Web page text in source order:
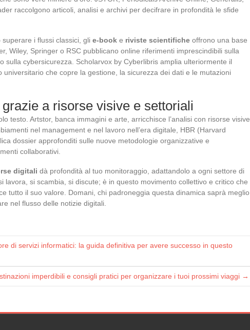
raccolgono articoli, analisi e archivi per decifrare in profondità le sfide
i flussi classici, gli e-book e riviste scientifiche offrono una base
Wiley, Springer o RSC pubblicano online riferimenti imprescindibili sulla
sulla cybersicurezza. Scholarvox by Cyberlibris amplia ulteriormente il
universitario che copre la gestione, la sicurezza dei dati e le mutazioni
a risorse visive e settoriali
testo. Artstor, banca immagini e arte, arricchisce l’analisi con risorse visive.
nel management e nel lavoro nell’era digitale, HBR (Harvard
dossier approfonditi sulle nuove metodologie organizzative e
collaborativi.
digitali dà profondità al tuo monitoraggio, adattandolo a ogni settore di
lavora, si scambia, si discute; è in questo movimento collettivo e critico che
tutto il suo valore. Domani, chi padroneggia questa dinamica saprà meglio
nel flusso delle notizie digitali.
di servizi informatici: la guida definitiva per avere successo in questo
imperdibili e consigli pratici per organizzare i tuoi prossimi viaggi →